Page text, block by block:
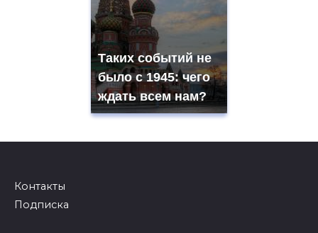
Таких событий не
было с 1945: чего
ждать всем нам?
Контакты
Подписка